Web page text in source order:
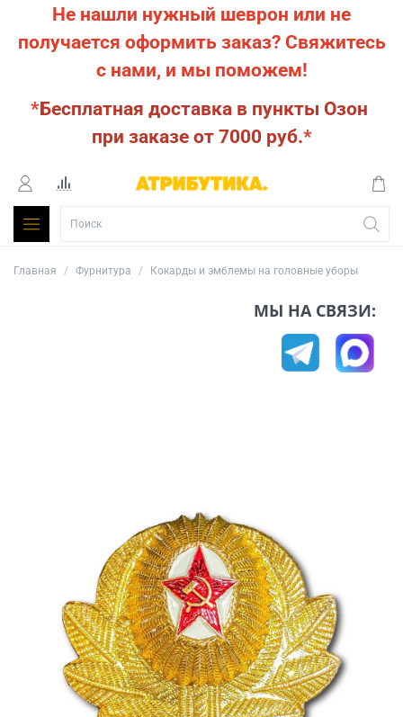
Не нашли нужный шеврон или не
получается оформить заказ? Свяжитесь
с нами, и мы поможем!
*Бесплатная доставка в пункты Озон
при заказе от 7000 руб.*
Главная Фурнитура Кокарды и эмблемы на головные уборы
МЫ НА СВЯЗИ: